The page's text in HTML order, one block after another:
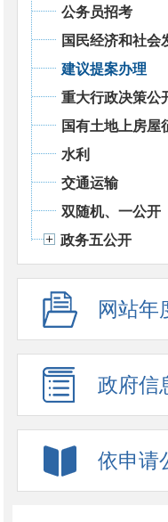
公务员招考
国民经济和社会
建议提案办理
重大行政决策公
国有土地上房屋
水利
交通运输
双随机、一公开
政务五公开
网站年
政府信
依申请